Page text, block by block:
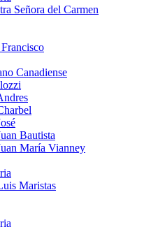
Señora del Carmen
Canadiense
Bautista
María Vianney
Maristas